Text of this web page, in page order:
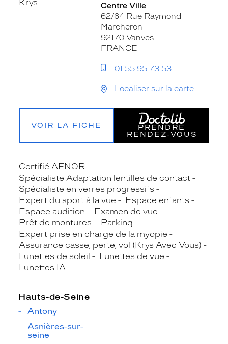
Centre Ville
62/64 Rue Raymond
Marcheron
92170 Vanves
FRANCE
01 55 95 73 53
Localiser sur la carte
VOIR LA FICHE
PRENDRE
RENDEZ‑VOUS
Certifié AFNOR
Spécialiste Adaptation lentilles de contact
Spécialiste en verres progressifs
Expert du sport à la vue
Espace enfants
Espace audition
Examen de vue
Prêt de montures
Parking
Expert prise en charge de la myopie
Assurance casse, perte, vol (Krys Avec Vous)
Lunettes de soleil
Lunettes de vue
Lunettes IA
Hauts-de-Seine
Antony
Asnières-sur-
seine